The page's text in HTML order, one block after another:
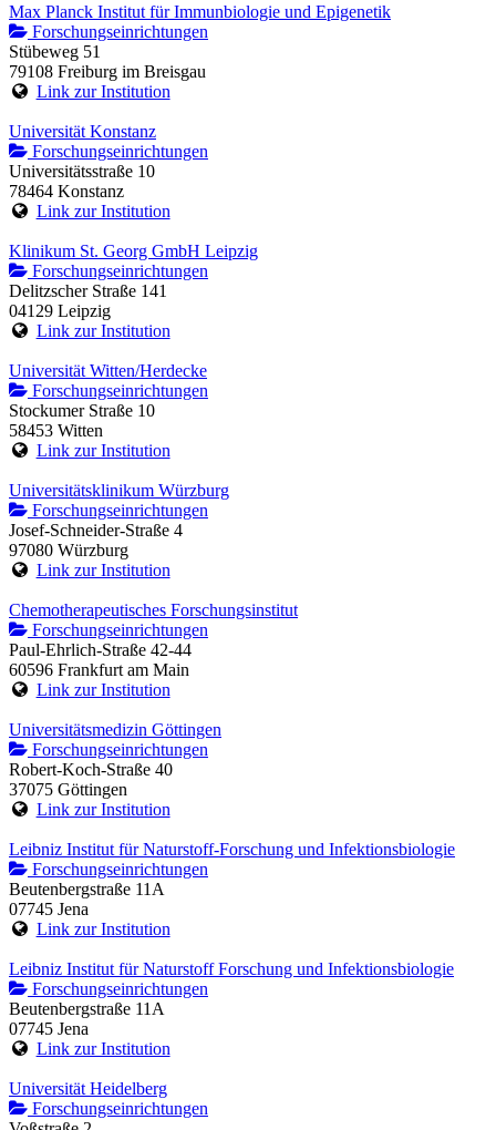
Max Planck Institut für Immunbiologie und Epigenetik
Forschungseinrichtungen
Stübeweg 51
79108 Freiburg im Breisgau
Link zur Institution
Universität Konstanz
Forschungseinrichtungen
Universitätsstraße 10
78464 Konstanz
Link zur Institution
Klinikum St. Georg GmbH Leipzig
Forschungseinrichtungen
Delitzscher Straße 141
04129 Leipzig
Link zur Institution
Universität Witten/Herdecke
Forschungseinrichtungen
Stockumer Straße 10
58453 Witten
Link zur Institution
Universitätsklinikum Würzburg
Forschungseinrichtungen
Josef-Schneider-Straße 4
97080 Würzburg
Link zur Institution
Chemotherapeutisches Forschungsinstitut
Forschungseinrichtungen
Paul-Ehrlich-Straße 42-44
60596 Frankfurt am Main
Link zur Institution
Universitätsmedizin Göttingen
Forschungseinrichtungen
Robert-Koch-Straße 40
37075 Göttingen
Link zur Institution
Leibniz Institut für Naturstoff-Forschung und Infektionsbiologie
Forschungseinrichtungen
Beutenbergstraße 11A
07745 Jena
Link zur Institution
Leibniz Institut für Naturstoff Forschung und Infektionsbiologie
Forschungseinrichtungen
Beutenbergstraße 11A
07745 Jena
Link zur Institution
Universität Heidelberg
Forschungseinrichtungen